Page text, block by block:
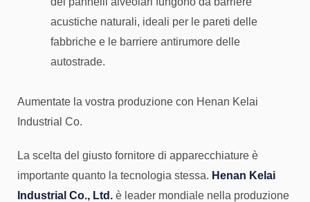
acustiche naturali, ideali per le pareti delle
fabbriche e le barriere antirumore delle
autostrade.
Aumentate la vostra produzione con Henan Kelai
Industrial Co.
La scelta del giusto fornitore di apparecchiature è
importante quanto la tecnologia stessa. Henan Kelai
Industrial Co., Ltd. è leader mondiale nella produzione